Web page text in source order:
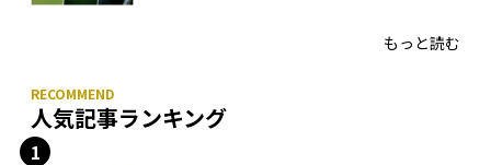
もっと読む
人気記事ランキング